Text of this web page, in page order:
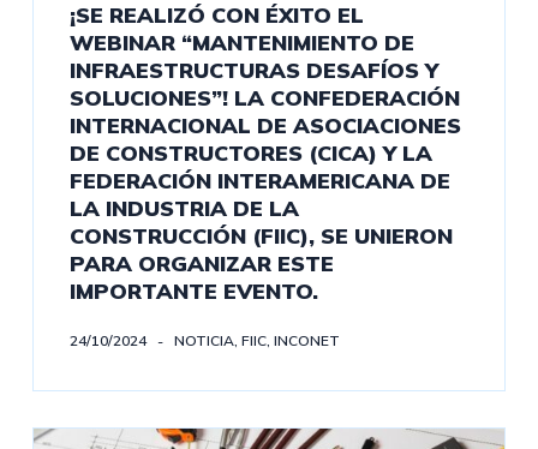
¡SE REALIZÓ CON ÉXITO EL
WEBINAR “MANTENIMIENTO DE
INFRAESTRUCTURAS DESAFÍOS Y
SOLUCIONES”! LA CONFEDERACIÓN
INTERNACIONAL DE ASOCIACIONES
DE CONSTRUCTORES (CICA) Y LA
FEDERACIÓN INTERAMERICANA DE
LA INDUSTRIA DE LA
CONSTRUCCIÓN (FIIC), SE UNIERON
PARA ORGANIZAR ESTE
IMPORTANTE EVENTO.
24/10/2024 NOTICIA, FIIC, INCONET